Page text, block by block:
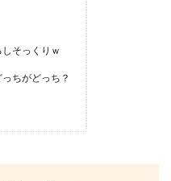
そっくりｗ
ちがどっち？